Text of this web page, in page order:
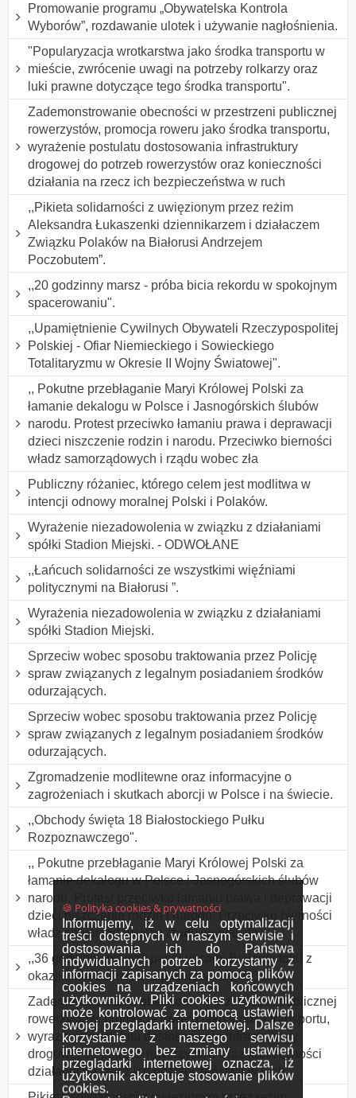
🍪 Polityka cookies & prywatności
Informujemy, iż w celu optymalizacji
treści dostępnych w naszym serwisie i
dostosowania ich do Państwa
indywidualnych potrzeb korzystamy z
informacji zapisanych za pomocą plików
cookies na urządzeniach końcowych
użytkowników. Pliki cookies użytkownik
może kontrolować za pomocą ustawień
swojej przeglądarki internetowej. Dalsze
korzystanie z naszego serwisu
internetowego bez zmiany ustawień
przeglądarki internetowej oznacza, iż
użytkownik akceptuje stosowanie plików
cookies.
Promowanie programu „Obywatelska Kontrola
Wyborów”, rozdawanie ulotek i używanie nagłośnienia.
"Popularyzacja wrotkarstwa jako środka transportu w
mieście, zwrócenie uwagi na potrzeby rolkarzy oraz
luki prawne dotyczące tego środka transportu".
Zademonstrowanie obecności w przestrzeni publicznej
rowerzystów, promocja roweru jako środka transportu,
wyrażenie postulatu dostosowania infrastruktury
drogowej do potrzeb rowerzystów oraz konieczności
działania na rzecz ich bezpieczeństwa w ruch
,,Pikieta solidarności z uwięzionym przez reżim
Aleksandra Łukaszenki dziennikarzem i działaczem
Związku Polaków na Białorusi Andrzejem
Poczobutem”.
,,20 godzinny marsz - próba bicia rekordu w spokojnym
spacerowaniu".
,,Upamiętnienie Cywilnych Obywateli Rzeczypospolitej
Polskiej - Ofiar Niemieckiego i Sowieckiego
Totalitaryzmu w Okresie II Wojny Światowej".
,, Pokutne przebłaganie Maryi Królowej Polski za
łamanie dekalogu w Polsce i Jasnogórskich ślubów
narodu. Protest przeciwko łamaniu prawa i deprawacji
dzieci niszczenie rodzin i narodu. Przeciwko bierności
władz samorządowych i rządu wobec zła
Publiczny różaniec, którego celem jest modlitwa w
intencji odnowy moralnej Polski i Polaków.
Wyrażenie niezadowolenia w związku z działaniami
spółki Stadion Miejski. - ODWOŁANE
,,Łańcuch solidarności ze wszystkimi więźniami
politycznymi na Białorusi ”.
Wyrażenia niezadowolenia w związku z działaniami
spółki Stadion Miejski.
Sprzeciw wobec sposobu traktowania przez Policję
spraw związanych z legalnym posiadaniem środków
odurzających.
Sprzeciw wobec sposobu traktowania przez Policję
spraw związanych z legalnym posiadaniem środków
odurzających.
Zgromadzenie modlitewne oraz informacyjne o
zagrożeniach i skutkach aborcji w Polsce i na świecie.
,,Obchody święta 18 Białostockiego Pułku
Rozpoznawczego".
,, Pokutne przebłaganie Maryi Królowej Polski za
łamanie dekalogu w Polsce i Jasnogórskich ślubów
narodu. Protest przeciwko łamaniu prawa i deprawacji
dzieci niszczenie rodzin i narodu. Przeciwko bierności
władz samorządowych i rządu wobec zła
,,36 godzinny marsz/spacer ulicami Białegostoku z
okazji Dnia Leniwych Spacerów". ODWOŁANY.
Zademonstrowanie obecności w przestrzeni publicznej
rowerzystów, promocja roweru jako środka transportu,
wyrażenie postulatu dostosowania infrastruktury
drogowej do potrzeb rowerzystów oraz konieczności
działania na rzecz ich bezpieczeństwa w ruch